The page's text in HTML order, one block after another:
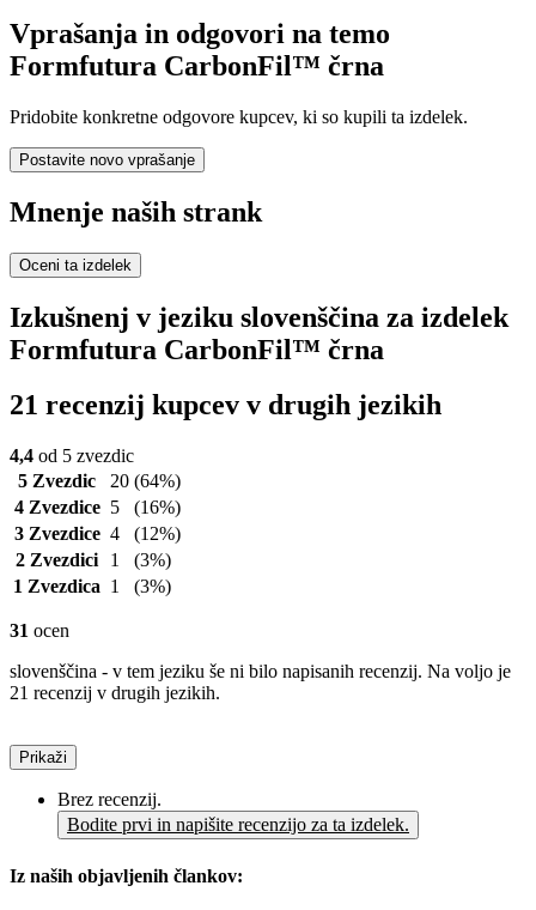
Vprašanja in odgovori na temo
Formfutura CarbonFil™ črna
Pridobite konkretne odgovore kupcev, ki so kupili ta izdelek.
Postavite novo vprašanje
Mnenje naših strank
Oceni ta izdelek
Izkušnenj v jeziku slovenščina za izdelek
Formfutura CarbonFil™ črna
21 recenzij kupcev v drugih jezikih
4,4 od 5 zvezdic
5 Zvezdic
20 (64%)
4 Zvezdice 5
(16%)
3 Zvezdice 4
(12%)
2 Zvezdici
1
(3%)
1 Zvezdica 1 (3%)
31 ocen
slovenščina - v tem jeziku še ni bilo napisanih recenzij. Na voljo je
21 recenzij v drugih jezikih.
Prikaži
Brez recenzij.
Bodite prvi in napišite recenzijo za ta izdelek.
Iz naših objavljenih člankov: